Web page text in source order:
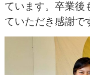
ています。卒業後
ていただき感謝で